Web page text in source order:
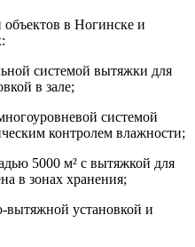
в Ногинске и
системой вытяжки для
в зале;
системой
контролем влажности;
5000 м² с вытяжкой для
в зонах хранения;
вытяжной установкой и